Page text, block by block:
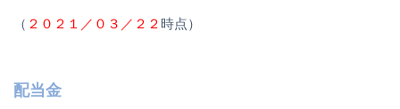
（ ２０２１／０３／２２時点）
配当金